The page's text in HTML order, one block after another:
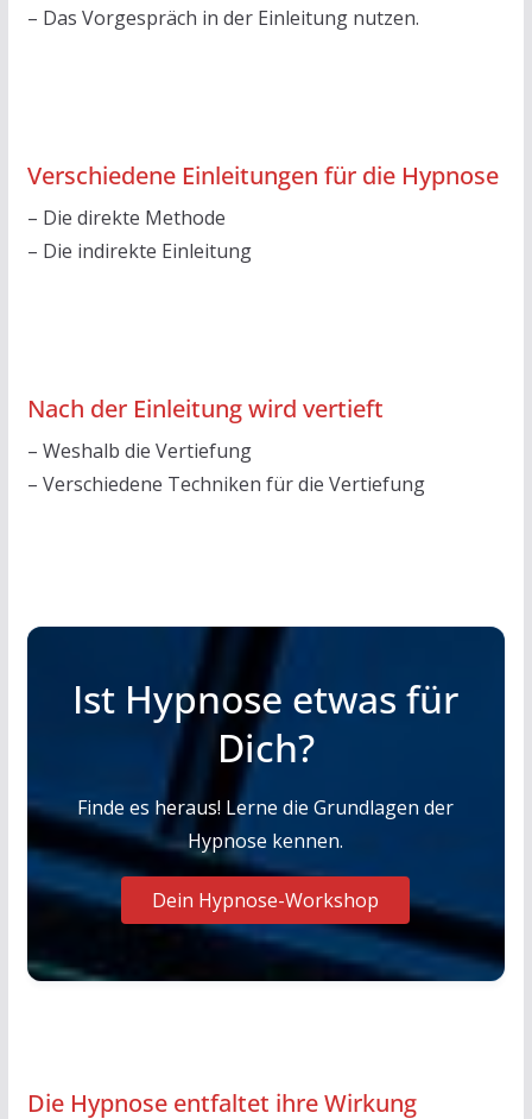
– Das Vorgespräch in der Einleitung nutzen.
Verschiedene Einleitungen für die Hypnose
– Die direkte Methode
– Die indirekte Einleitung
Nach der Einleitung wird vertieft
– Weshalb die Vertiefung
– Verschiedene Techniken für die Vertiefung
Ist Hypnose etwas für
Dich?
Finde es heraus! Lerne die Grundlagen der
Hypnose kennen.
Dein Hypnose-Workshop
Die Hypnose entfaltet ihre Wirkung